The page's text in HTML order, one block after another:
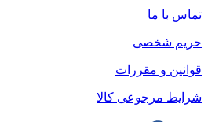
تماس با ما
حریم شخصی
قوانین و مقررات
شرایط مرجوعی کالا